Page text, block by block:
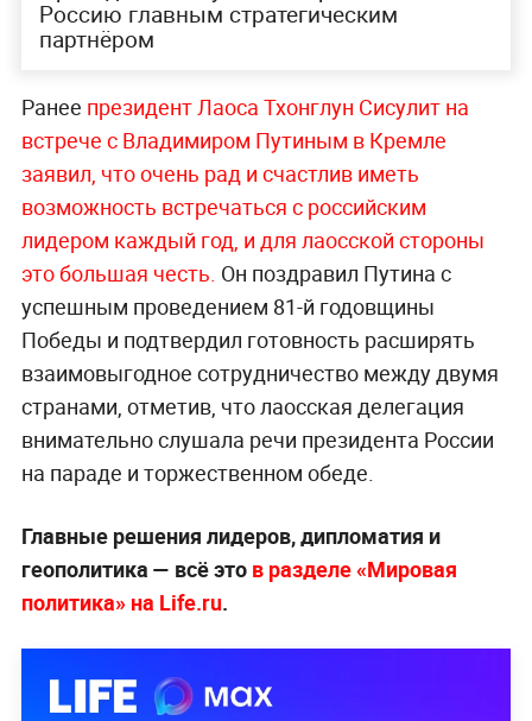
Россию главным стратегическим
партнёром
Ранее президент Лаоса Тхонглун Сисулит на
встрече с Владимиром Путиным в Кремле
заявил, что очень рад и счастлив иметь
возможность встречаться с российским
лидером каждый год, и для лаосской стороны
это большая честь. Он поздравил Путина с
успешным проведением 81-й годовщины
Победы и подтвердил готовность расширять
взаимовыгодное сотрудничество между двумя
странами, отметив, что лаосская делегация
внимательно слушала речи президента России
на параде и торжественном обеде.
Главные решения лидеров, дипломатия и
геополитика — всё это в разделе «Мировая
политика» на Life.ru.